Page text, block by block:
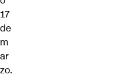
17
de
m
ar
zo.